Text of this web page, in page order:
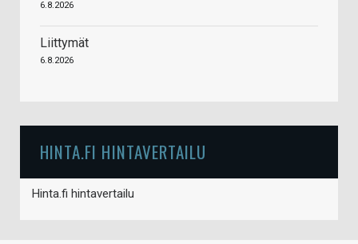
6.8.2026
Liittymät
6.8.2026
HINTA.FI HINTAVERTAILU
Hinta.fi hintavertailu